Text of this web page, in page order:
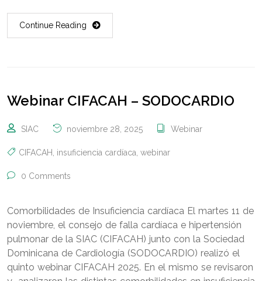
Continue Reading
Webinar CIFACAH – SODOCARDIO
SIAC noviembre 28, 2025 Webinar
CIFACAH, insuficiencia cardíaca, webinar
0 Comments
Comorbilidades de Insuficiencia cardíaca El martes 11 de
noviembre, el consejo de falla cardíaca e hipertensión
pulmonar de la SIAC (CIFACAH) junto con la Sociedad
Dominicana de Cardiología (SODOCARDIO) realizó el
quinto webinar CIFACAH 2025. En el mismo se revisaron